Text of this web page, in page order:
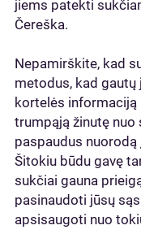
jiems patekti
Čereška.
Nepamirškite, kad
metodus, kad
kortelės informaciją
trumpąją žinutę nuo
paspaudus
Šitokiu būdu gavę
sukčiai gauna
pasinaudoti jūsų
apsisaugoti nuo